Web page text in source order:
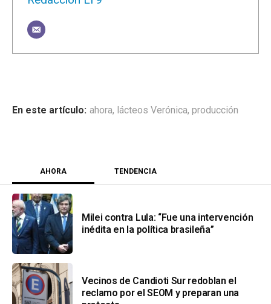
ahora, lácteos Verónica, producción
AHORA TENDENCIA
Milei contra Lula: “Fue una intervención
inédita en la política brasileña”
Vecinos de Candioti Sur redoblan el
reclamo por el SEOM y preparan una